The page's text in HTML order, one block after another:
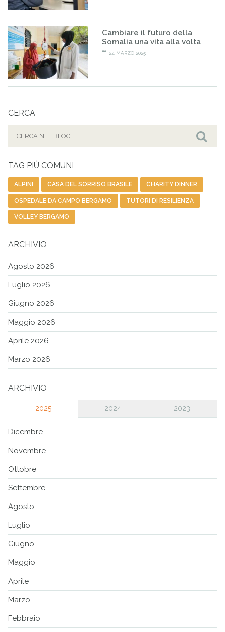
Cambiare il futuro della
Somalia una vita alla volta
24 MARZO 2025
CERCA
TAG PIÙ COMUNI
ALPINI CASA DEL SORRISO BRASILE CHARITY DINNER
OSPEDALE DA CAMPO BERGAMO TUTORI DI RESILIENZA
VOLLEY BERGAMO
ARCHIVIO
Agosto 2026
Luglio 2026
Giugno 2026
Maggio 2026
Aprile 2026
Marzo 2026
ARCHIVIO
2025 2024 2023
Dicembre
Novembre
Ottobre
Settembre
Agosto
Luglio
Giugno
Maggio
Aprile
Marzo
Febbraio